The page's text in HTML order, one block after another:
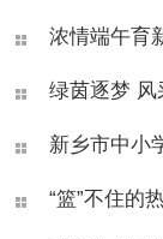
浓情端午育新人 传统文
绿茵逐梦 风采飞扬——
新乡市中小学古诗文
“篮”不住的热爱 挡